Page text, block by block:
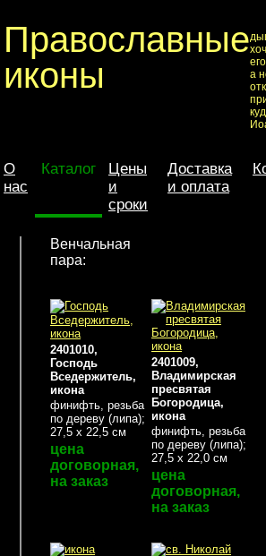
Православные
иконы
а
О
нас
Каталог
Цены
и
сроки
Доставка
и оплата
Венчальная
пара:
2401010,
Господь
Вседержитель,
икона
финифть, резьба
по дереву (липа);
27,5 х 22,5 см
цена
договорная,
на заказ
2401009,
Владимирская
пресвятая
Богородица,
икона
финифть, резьба
по дереву (липа);
27,5 х 22,0 см
цена
договорная,
на заказ